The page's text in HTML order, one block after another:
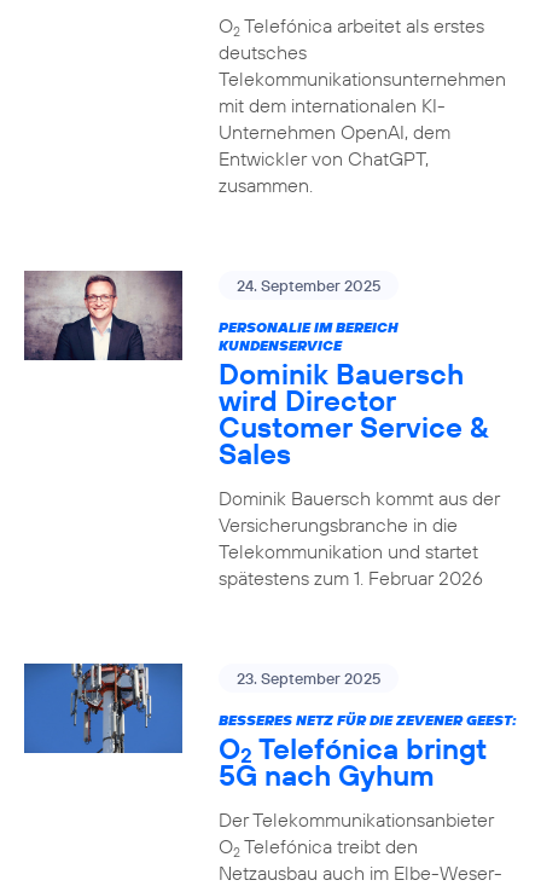
O2Telefónica arbeitet als erstes
deutsches
Telekommunikationsunternehmen
mit dem internationalen KI-
Unternehmen OpenAI, dem
Entwickler von ChatGPT,
zusammen.
24. September 2025
PERSONALIE IM BEREICH
KUNDENSERVICE
Dominik Bauersch
wird Director
Customer Service &
Sales
Dominik Bauersch kommt aus der
Versicherungsbranche in die
Telekommunikation und startet
spätestens zum 1. Februar 2026
23. September 2025
BESSERES NETZ FÜR DIE ZEVENER GEEST:
O2 Telefónica bringt
5G nach Gyhum
Der Telekommunikationsanbieter
O2Telefónica treibt den
Netzausbau auch im Elbe-Weser-